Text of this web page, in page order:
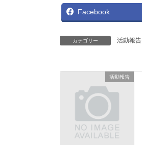
Facebook
カテゴリー 活動報告
活動報告